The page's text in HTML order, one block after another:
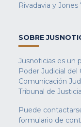
Rivadavia y Jones
SOBRE
Jusnoticias es un
Poder Judicial
Comunicación
Tribunal de
Puede
formulario de